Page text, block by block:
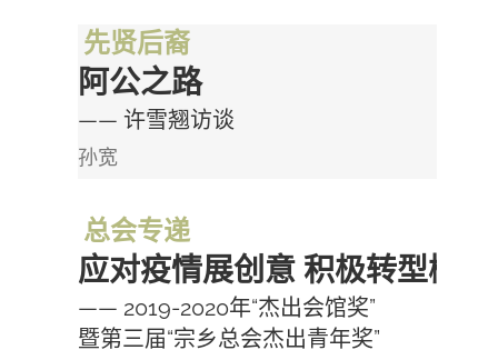
先贤后裔
阿公之路
—— 许雪翘访谈
孙宽
总会专递
应对疫情展创意 积极转型树典
—— 2019-2020年“杰出会馆奖”
暨第三届“宗乡总会杰出青年奖”